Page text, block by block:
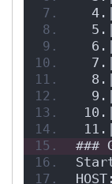
###